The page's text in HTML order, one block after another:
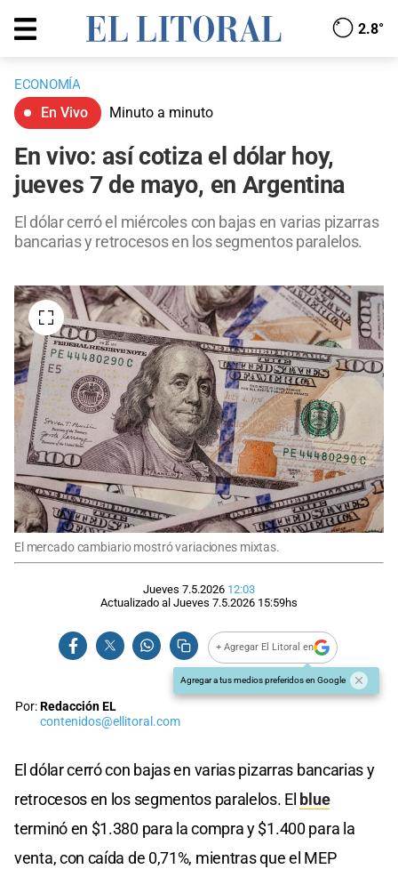
2.8°
ECONOMÍA
En Vivo Minuto a minuto
En vivo: así cotiza el dólar hoy,
jueves 7 de mayo, en Argentina
El dólar cerró el miércoles con bajas en varias pizarras
bancarias y retrocesos en los segmentos paralelos.
El mercado cambiario mostró variaciones mixtas.
Jueves 7.5.2026 12:03
Actualizado al Jueves 7.5.2026 15:59hs
+ Agregar El Litoral en
Agregar a tus medios preferidos en Google
Por:Redacción EL
contenidos@ellitoral.com
El dólar cerró con bajas en varias pizarras bancarias y
retrocesos en los segmentos paralelos. El blue
terminó en $1.380 para la compra y $1.400 para la
venta, con caída de 0,71%, mientras que el MEP